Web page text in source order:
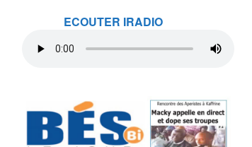
ECOUTER IRADIO